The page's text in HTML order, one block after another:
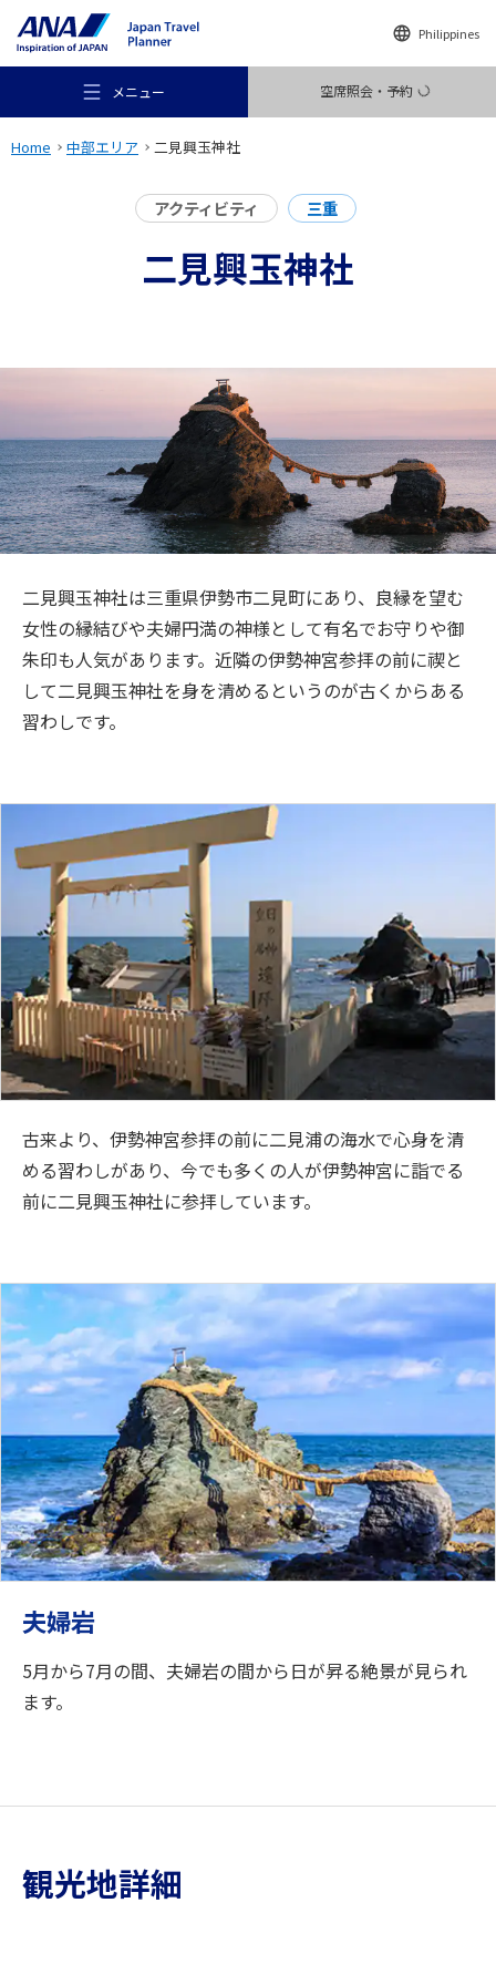
Philippines
メニュー 空席照会・予約
おすすめの旅
旅のお役立ち情報
閉じる
Home 中部エリア 二見興玉神社
アクティビティ 三重
二見興玉神社
二見興玉神社は三重県伊勢市二見町にあり、良縁を望む
女性の縁結びや夫婦円満の神様として有名でお守りや御
朱印も人気があります。近隣の伊勢神宮参拝の前に禊と
して二見興玉神社を身を清めるというのが古くからある
習わしです。
古来より、伊勢神宮参拝の前に二見浦の海水で心身を清
める習わしがあり、今でも多くの人が伊勢神宮に詣でる
前に二見興玉神社に参拝しています。
夫婦岩
5月から7月の間、夫婦岩の間から日が昇る絶景が見られ
ます。
観光地詳細